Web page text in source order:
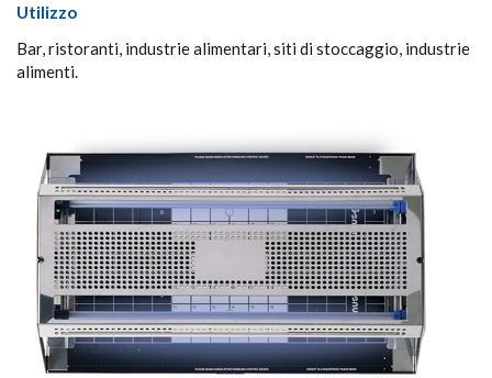
Utilizzo
Bar, ristoranti, industrie alimentari, siti di stoccaggio, industrie
alimenti.